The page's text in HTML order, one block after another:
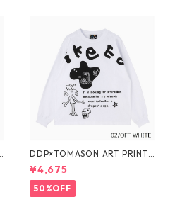
DDP×TOMASON ART PRINT
L/S TEE
¥4,675
50%OFF